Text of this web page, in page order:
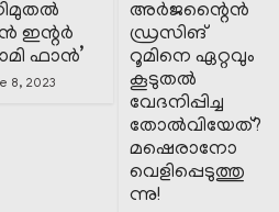
ഇന്റർ
ഫാൻ’
8, 2023
അർജന്റൈൻ
ഡ്രസിങ്
റൂമിനെ ഏറ്റവും
കൂടുതൽ
വേദനിപ്പിച്ച
തോൽവിയേത്?
മഷെരാനോ
വെളിപ്പെടുത്തു
ന്നു!